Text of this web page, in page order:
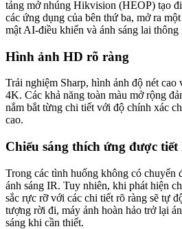
tảng mở nhúng Hikvision (HEOP) tạo
các ứng dụng của bên thứ ba, mở ra
mật AI-điều khiển và ánh sáng lai
Hình ảnh HD rõ ràng
Trải nghiệm Sharp, hình ảnh độ nét cao
4K. Các khả năng toàn màu mở rộng
nắm bắt từng chi tiết với độ chính xác
cao.
Chiếu sáng thích ứng được tiết
Trong các tình huống không có chuyển
ánh sáng IR. Tuy nhiên, khi phát hiện
sắc rực rỡ với các chi tiết rõ ràng sẽ tự
tượng rời đi, máy ảnh hoàn hảo trở lại
sáng khi cần thiết.